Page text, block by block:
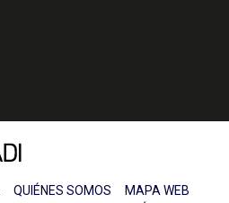
QUIÉNES SOMOS
MAPA WEB